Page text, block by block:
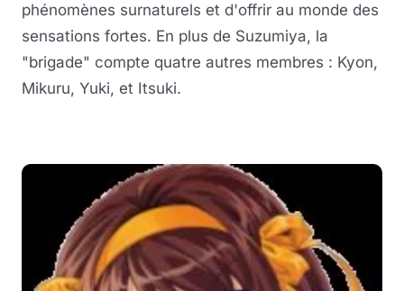
phénomènes surnaturels et d'offrir au monde des
sensations fortes. En plus de Suzumiya, la
"brigade" compte quatre autres membres : Kyon,
Mikuru, Yuki, et Itsuki.